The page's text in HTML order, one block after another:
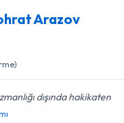
Arazov
dışında hakikaten